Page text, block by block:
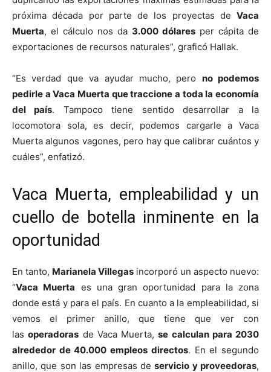
próxima década por parte de los proyectas de Vaca
Muerta, el cálculo nos da 3.000 dólares per cápita de
exportaciones de recursos naturales”, graficó Hallak.
“Es verdad que va ayudar mucho, pero no podemos
pedirle a Vaca Muerta que traccione a toda la economía
del país. Tampoco tiene sentido desarrollar a la
locomotora sola, es decir, podemos cargarle a Vaca
Muerta algunos vagones, pero hay que calibrar cuántos y
cuáles”, enfatizó.
Vaca Muerta, empleabilidad y un
cuello de botella inminente en la
oportunidad
En tanto, Marianela Villegas incorporó un aspecto nuevo:
“Vaca Muerta es una gran oportunidad para la zona
donde está y para el país. En cuanto a la empleabilidad, si
vemos el primer anillo, que tiene que ver con
lasoperadoras de Vaca Muerta,se calculan para 2030
alrededor de 40.000 empleos directos. En el segundo
anillo, que son las empresas deservicio y proveedoras,